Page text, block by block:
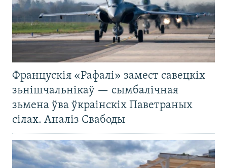
Францускія «Рафалі» замест савецкіх
зьнішчальнікаў — сымбалічная
зьмена ўва ўкраінскіх Паветраных
сілах. Аналіз Свабоды